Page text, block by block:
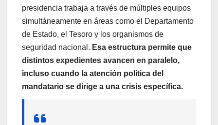
presidencia trabaja a través de múltiples equipos
simultáneamente en áreas como el Departamento
de Estado, el Tesoro y los organismos de
seguridad nacional. Esa estructura permite que
distintos expedientes avancen en paralelo,
incluso cuando la atención política del
mandatario se dirige a una crisis específica.